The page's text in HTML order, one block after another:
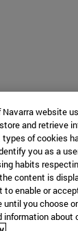
website
and retrieve
of cookies
you as a
habits
content is
to enable or
until you choose
information about